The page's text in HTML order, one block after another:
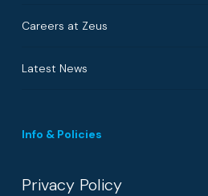
Careers at Zeus
Latest News
Info & Policies
Privacy Policy